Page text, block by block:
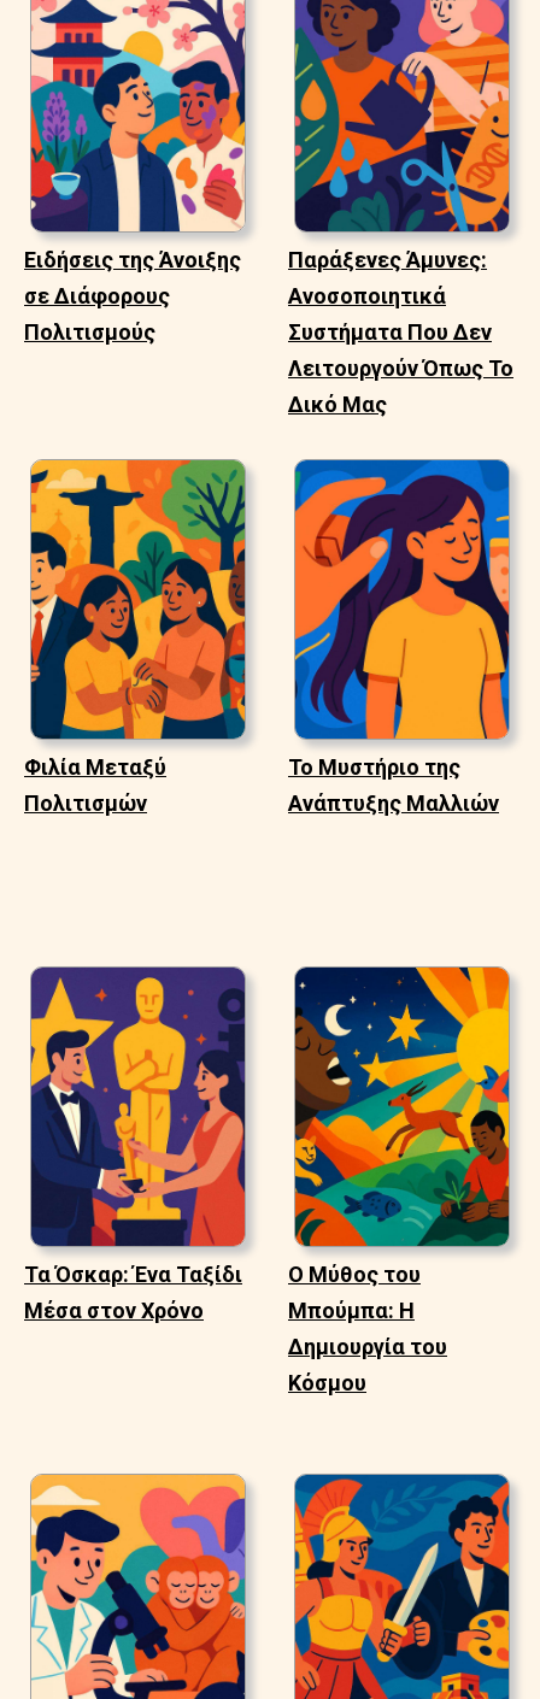
Ειδήσεις της Άνοιξης
σε Διάφορους
Πολιτισμούς
Παράξενες Άμυνες:
Ανοσοποιητικά
Συστήματα Που Δεν
Λειτουργούν Όπως Το
Δικό Μας
Φιλία Μεταξύ
Πολιτισμών
Το Μυστήριο της
Ανάπτυξης Μαλλιών
Τα Όσκαρ: Ένα Ταξίδι
Μέσα στον Χρόνο
Ο Μύθος του
Μπούμπα: Η
Δημιουργία του
Κόσμου